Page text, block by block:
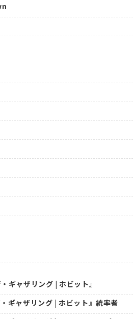
ギャザリング | ホビット』
ギャザリング | ホビット』統率者